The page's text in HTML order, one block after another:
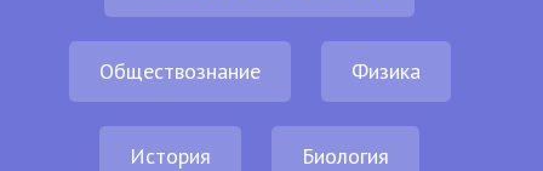
Обществознание Физика
История Биология